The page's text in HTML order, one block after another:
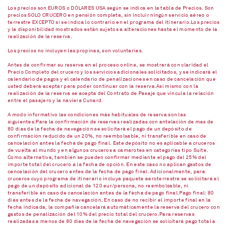
Los precios son EUROS o DÓLARES USA según se indica en la tabla de Precios. Son
precios SOLO CRUCERO en pensión completa, sin incluir ningún servicio aéreo o
terrestre EXCEPTO si se indica lo contrario en el programa del itinerario.Los precios
y la disponibilidad mostrados están sujetos a alteraciones hasta el momento de la
realización de la reserva.
Los precios no incluyen las propinas, son voluntarias.
Antes de confirmar su reserva en el proceso online, se mostrará con claridad el
Precio Completo del crucero y los servicios adicionales solicitados, y se indicará el
calendario de pagos y el calendario de penalizaciones en caso de cancelación que
usted deberá aceptar para poder continuar con la reserva.Así mismo con la
realización de la reserva se acepta del Contrato de Pasaje que vincula la relación
entre el pasajero y la naviera Cunard.
A modo informativo las condiciones más habituales de reserva son las
siguientes:Para la confirmación de reservas realizadas con antelación de mas de
80 días de la fecha de navegación se solicitará el pago de un depósito de
confirmación reducido de un 20%, no reembolsable, ni transferible en caso de
cancelación antes la fecha de pago final. Este depósito no es aplicable a cruceros
de vuelta al mundo y en algunos cruceros a camarotes en categorías tipo Suite.
Como alternativa, también se pueden confirmar mediante el pago del 25% del
importe total del crucero a la fecha de opción. En este caso no aplican gastos de
cancelación del crucero antes de la fecha de pago final. Adicionalmente, para
cruceros cuyo programa de itinerario incluya paquete aeroterrestre se solicitará el
pago de un depósito adicional de 120 eur/persona, no reembolsable, ni
transferible en caso de cancelación antes de la fecha de pago final.Pago final: 80
días antes de la fecha de navegación. En caso de no recibir el importe final en la
fecha indicada, la compañía cancelará automáticamente la reserva del crucero con
gastos de penalización del 10% del precio total del crucero.Para reservas
realizadas a menos de 80 días de la fecha de navegación se solicitará pago total a